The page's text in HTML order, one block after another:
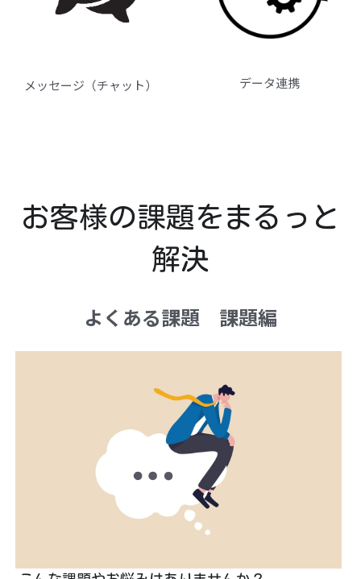
メッセージ（チャット） データ連携
お客様の課題をまるっと
解決
よくある課題　課題編